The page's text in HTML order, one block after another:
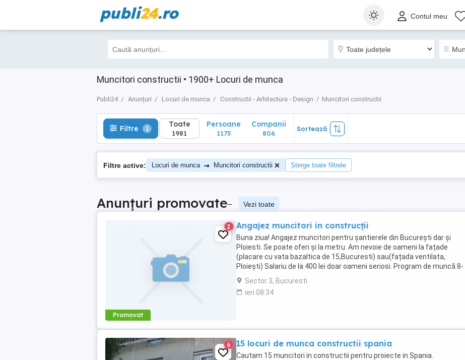
publi24.ro Contul meu
Muncitori constructii • 1900+ Locuri de munca
Publi24 Anunțuri Locuri de munca Constructii - Arhitectura - Design Muncitori constructii
Filtre 1 Toate
1981
Filtre 1 Toate
1981
Persoane
1175
Companii
806
Sortează
Filtre active: Locuri de munca → Muncitori constructii Șterge toate filtrele
Anunțuri promovate– Vezi toate
Promovat
2 Angajez muncitori in construcții
Buna ziua! Angajez muncitori pentru șantierele din București dar și
Ploiesti. Se poate oferi și la metru. Am nevoie de oameni la fațade
(placare cu vata bazaltica de 15,Bucuresti) sau(fațada ventilata,
Ploiești) Salariu de la 400 lei doar oameni seriosi. Program de muncă 8-
17 o oră pauza
Sector 3, Bucuresti
ieri 08:34
6 15 locuri de munca constructii spania
Cautam 15 muncitori in constructii pentru proiecte in Spania.